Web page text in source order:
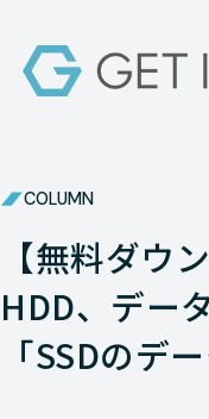
COLUMN
【無料ダウ
HDD、デー
「SSDのデ